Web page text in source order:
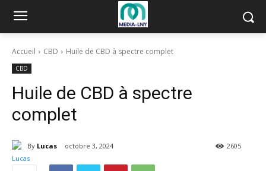
Accueil CBD Huile de CBD à spectre complet
CBD
Huile de CBD à spectre
complet
By Lucas octobre 3, 2024 2605